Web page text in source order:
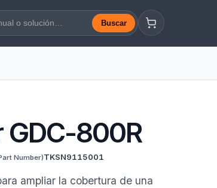
Buscar
GDC-800R
Number)TKSN9115001
ampliar la cobertura de una